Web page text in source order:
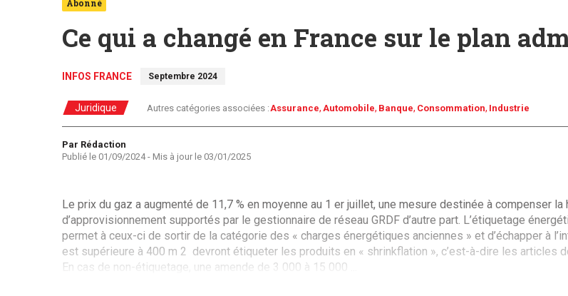
Abonné
Ce qui a changé en France sur le plan
INFOS FRANCE Septembre 2024
Juridique Autres catégories associées :Assurance Automobile Banque Consommation Industrie
Auteur
Par Rédaction
Publié le 01/09/2024- Mis à jour le 03/01/2025
Le prix du gaz a augmenté de 11,7 % en moyenne au 1 er juillet, une mesure destinée à compenser
d’approvisionnement supportés par le gestionnaire de réseau GRDF d’autre part. L’étiquetage
permet à ceux-ci de sortir de la catégorie des « charges énergétiques anciennes » et d’échapper à
est supérieure à 400 m 2 devront étiqueter les produits en « shrinkflation », c’est-à-dire les articles
En cas de non-étiquetage, une amende de 3 000 à 15 000 ...